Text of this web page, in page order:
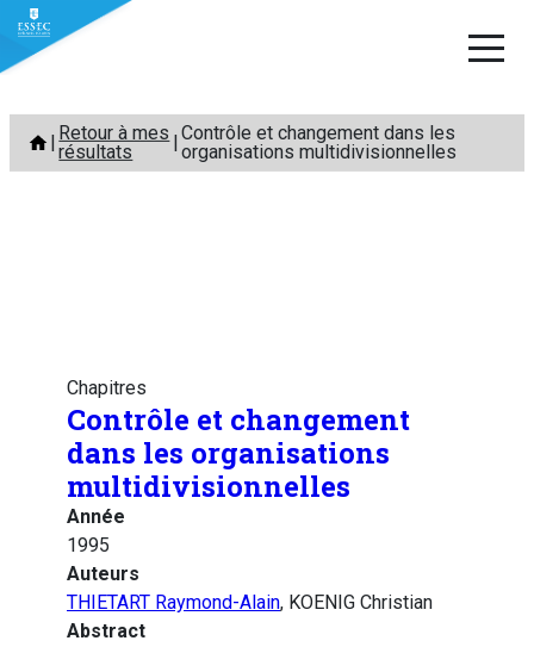
Aller
contenu
Retour à mes
résultats
Contrôle et changement dans les
organisations multidivisionnelles
Chapitres
Contrôle et changement
dans les organisations
multidivisionnelles
Année
1995
Auteurs
THIETART Raymond-Alain, KOENIG Christian
Abstract